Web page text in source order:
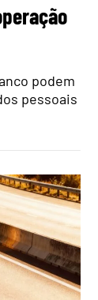
podem
pessoais